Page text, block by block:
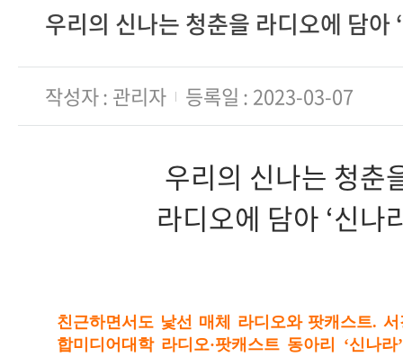
우리의 신나는 청춘을 라디오에 담아
작성자 관리자 등록일 2023-03-07
우리의 신나는 청춘
라디오에 담아 ‘신나
친근하면서도 낯선 매체 라디오와 팟캐스트.
합미디어대학 라디오·팟캐스트 동아리 ‘신나